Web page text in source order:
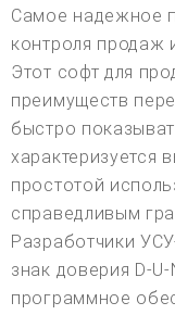
Самое надежное
контроля продаж
Этот софт для
преимуществ
быстро
характеризуется
простотой
справедливым
Разработчики
знак доверия D-
программное